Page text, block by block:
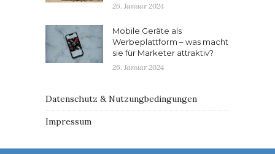
26. Januar 2024
Mobile Geräte als
Werbeplattform – was macht
sie für Marketer attraktiv?
26. Januar 2024
Datenschutz & Nutzungbedingungen
Impressum